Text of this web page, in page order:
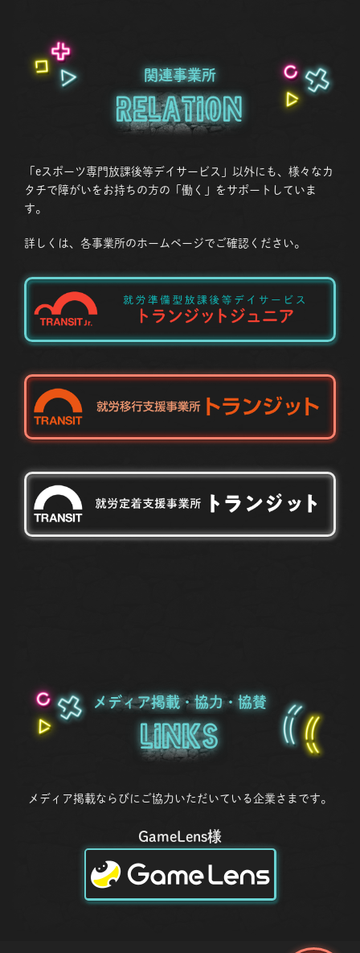
関連事業所
Relation
「eスポーツ専門放課後等デイサービス」以外にも、様々なカ
タチで障がいをお持ちの方の「働く」をサポートしていま
す。
詳しくは、各事業所のホームページでご確認ください。
メディア掲載・協力・協賛
Links
メディア掲載ならびにご協力いただいている企業さまです。
GameLens様